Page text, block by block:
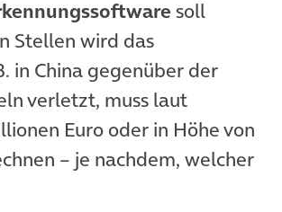
soll
Stellen wird das
in China gegenüber der
verletzt, muss laut
Euro oder in Höhe von
– je nachdem, welcher